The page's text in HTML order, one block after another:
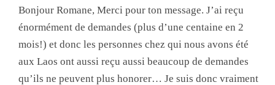
Bonjour Romane, Merci pour ton message. J’ai reçu
énormément de demandes (plus d’une centaine en 2
mois!) et donc les personnes chez qui nous avons été
aux Laos ont aussi reçu aussi beaucoup de demandes
qu’ils ne peuvent plus honorer… Je suis donc vraiment